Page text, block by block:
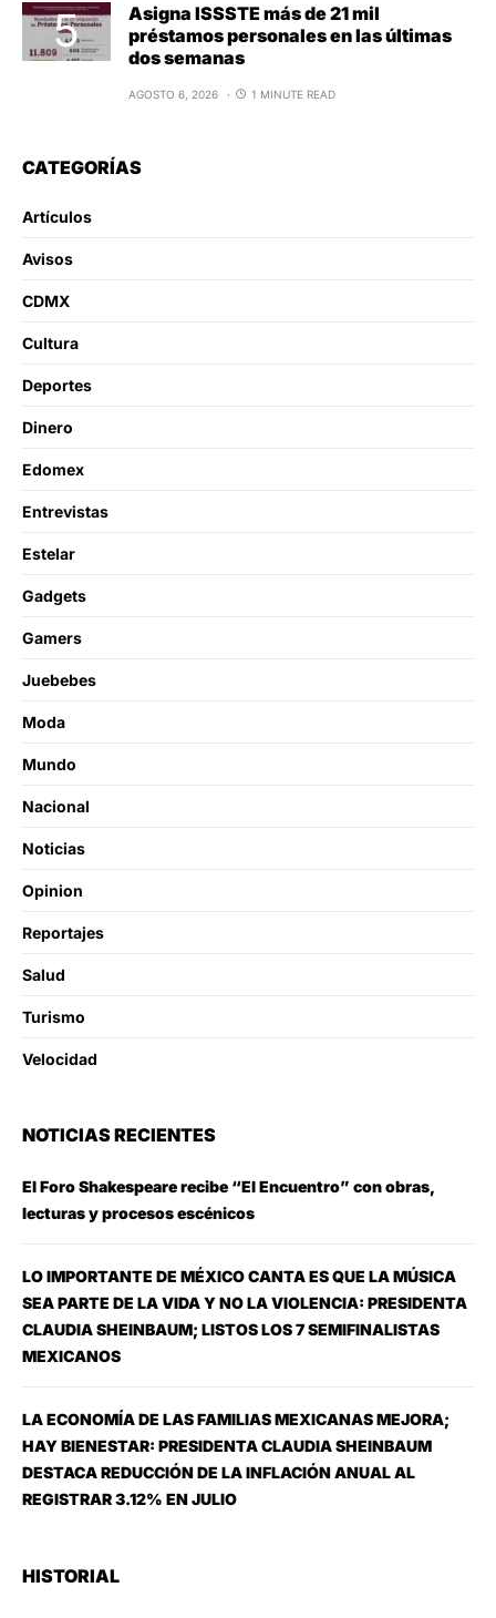
Asigna ISSSTE más de 21 mil
préstamos personales en las últimas
dos semanas
AGOSTO 6, 2026 1 MINUTE READ
CATEGORÍAS
Artículos
Avisos
CDMX
Cultura
Deportes
Dinero
Edomex
Entrevistas
Estelar
Gadgets
Gamers
Juebebes
Moda
Mundo
Nacional
Noticias
Opinion
Reportajes
Salud
Turismo
Velocidad
NOTICIAS RECIENTES
El Foro Shakespeare recibe “El Encuentro” con obras,
lecturas y procesos escénicos
LO IMPORTANTE DE MÉXICO CANTA ES QUE LA MÚSICA
SEA PARTE DE LA VIDA Y NO LA VIOLENCIA: PRESIDENTA
CLAUDIA SHEINBAUM; LISTOS LOS 7 SEMIFINALISTAS
MEXICANOS
LA ECONOMÍA DE LAS FAMILIAS MEXICANAS MEJORA;
HAY BIENESTAR: PRESIDENTA CLAUDIA SHEINBAUM
DESTACA REDUCCIÓN DE LA INFLACIÓN ANUAL AL
REGISTRAR 3.12% EN JULIO
HISTORIAL